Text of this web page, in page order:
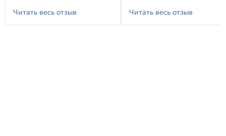
Читать весь отзыв
Читать весь отзыв